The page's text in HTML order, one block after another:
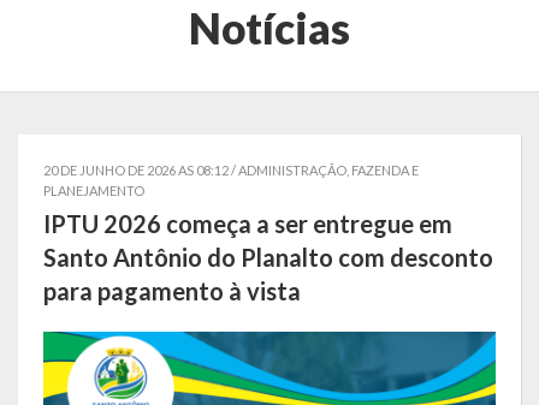
Administração
Administrações Anteriores
Estrutura e Competências
Educação e Cultura
Notícias
20 DE JUNHO DE 2026 AS 08:12 /ADMINISTRAÇÃO, FAZENDA E
PLANEJAMENTO
IPTU 2026 começa a ser entregue em
Santo Antônio do Planalto com desconto
para pagamento à vista